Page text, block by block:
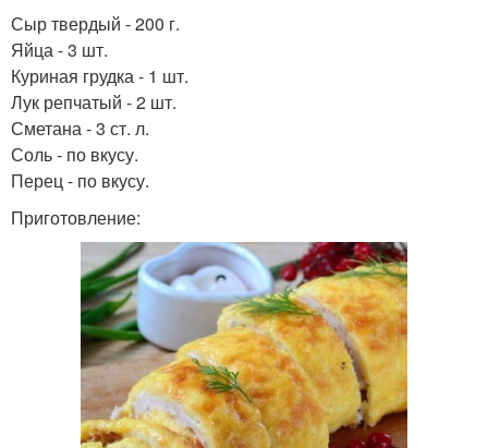
Сыр твердый - 200 г.
Яйца - 3 шт.
Куриная грудка - 1 шт.
Лук репчатый - 2 шт.
Сметана - 3 ст. л.
Соль - по вкусу.
Перец - по вкусу.
Приготовление: